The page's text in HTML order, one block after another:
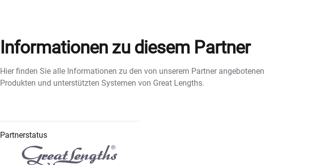
Informationen zu diesem Partner
Hier finden Sie alle Informationen zu den von unserem Partner angebotenen
Produkten und unterstützten Systemen von Great Lengths.
Partnerstatus